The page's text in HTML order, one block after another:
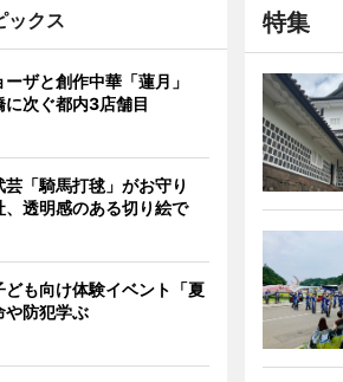
特集
ックス
ーザと創作中華「蓮月」
に次ぐ都内3店舗目
芸「騎馬打毬」がお守り
透明感のある切り絵で
ども向け体験イベント「夏
防犯学ぶ